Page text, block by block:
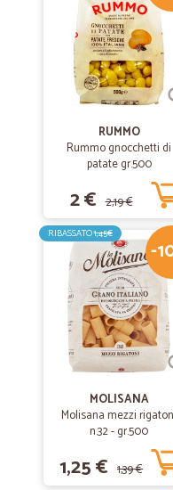
RUMMO
Rummo gnocchetti di
patate gr.500
2 € 2,19 €
-
RIBASSATO1,45€
MOLISANA
Molisana mezzi
n.32 - gr.500
1,25 € 1,39 €